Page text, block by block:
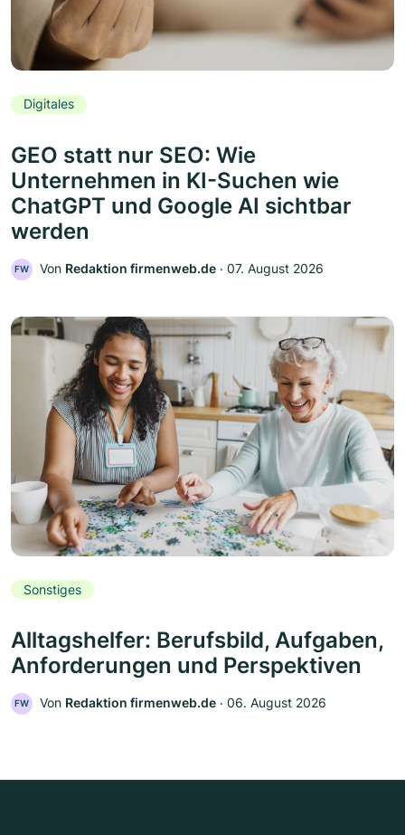
Digitales
GEO statt nur SEO: Wie
Unternehmen in KI-Suchen wie
ChatGPT und Google AI sichtbar
werden
FW Von Redaktion firmenweb.de ‧ 07. August 2026
Sonstiges
Alltagshelfer: Berufsbild, Aufgaben,
Anforderungen und Perspektiven
FW Von Redaktion firmenweb.de ‧ 06. August 2026